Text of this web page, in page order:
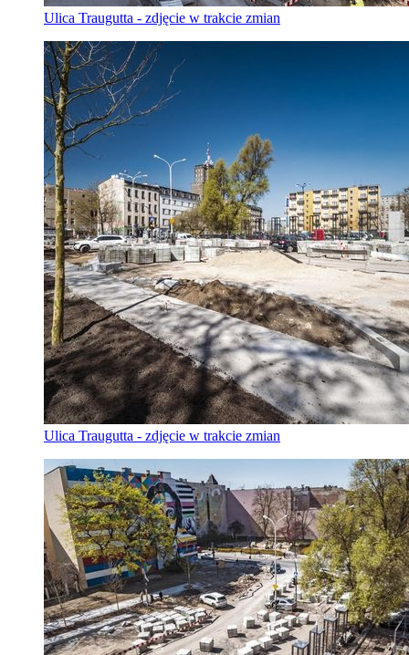
Ulica Traugutta - zdjęcie w trakcie zmian
Ulica Traugutta - zdjęcie w trakcie zmian